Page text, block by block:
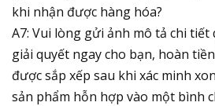
khi nhận được hàng hóa?
A7: Vui lòng gửi ảnh mô tả chi tiết
giải quyết ngay cho bạn, hoàn
được sắp xếp sau khi xác minh
sản phẩm hỗn hợp vào một bình